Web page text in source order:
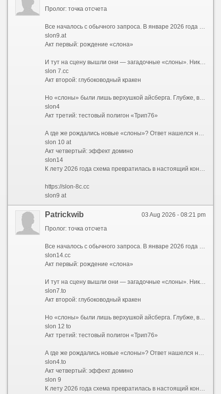
Пролог: точка отсчета
Все началось с обычного запроса. В январе 2026 года пользователи все чаще вбивали в поисковики заветное сочетание — kraken ссылка 2026. Кто-то искал обновленный адрес, кто-то проверял работоспособность старых закладок, а кто-то просто пытался понять, куда исчез привычный интерфейс. Но уже к февралю стало ясно: привычных адресов больше не существует. Вместо них сеть предложила лабиринт, в котором ориентироваться могли только самые подготовленные. Запросы эволюционировали — теперь звучали как kraken 2026 и kraken сайт 2026, но каждый раз выдача выдавала новые, незнакомые комбинации.
slon9.at
Акт первый: рождение «слона»
И тут на сцену вышли они — загадочные «слоны». Никто не знает, кто именно придумал эту схему, но она сработала идеально. Началось с малого: slon2 и slon2 to / slon2.to. Затем подключились slon2 at / slon2.at и slon2 cc / slon2.cc. Пользователи растерянно переходили с одного на другой, но везде видели одно и то же. Кто-то догадался проверить slon3 — и он работал. slon4 — тоже. Так, шаг за шагом, открывались slon5, slon6, slon7, slon8, slon9, slon10... Казалось, этому не будет конца. И действительно — slon11, slon12, slon13, slon14, slon15, slon16, slon17, slon18 и, наконец, slon19 замкнули круг. Каждый из них существовал в трех ипостасях: .to, .at и .cc. Причем можно было писать слитно — slon12.to, а можно с пробелом — slon 12 to — и это работало одинаково.
slon 7.cc
Акт второй: глубоководный кракен
Но «слоны» были лишь верхушкой айсберга. Глубже, в темных водах сети Tor, обитали настоящие гиганты — длинные .onion-адреса, которые невозможно запомнить, но можно распознать по префиксу. Первым в списке шел kraken2trfqodidvlh4aa337cpzfrhdlfldhve5nf7njhumwr7instad.onion — настоящий монстр из 56 символов. За ним тянулись его собратья: kraken3yvbvzmhytnrnuhsy772i6dfobofu652e27f5hx6y5cpj7rgyd.onion, kraken4qzqnoi7ogpzpzwrxk7mw53n5i56loydwiyonu4owxsh4g67yd.onion, kraken5af44k24fwzohe6fvqfgxfsee4lgydb3ayzkfhlzqhuwlo33ad.onion, kraken6gf6o4rxewycqwjgfchzgxyfeoj5xafqbfm4vgvyaig2vmxvyd.onion и kraken7jmgt7yhhe2c4iyilthnhcugfylcztsdhh7otrr6jgdw667pqd.onion. Специалисты окрестили их «шестеркой кракенов» — и каждый из них вел в одно и то же место, словно шесть дверей в одну комнату.
slon4
Акт третий: тестовый полигон «Трип76»
А где же рождались новые «слоны»? Ответ нашелся неожиданно — на коротких доменах trip76. Сначала появился trip76.co, затем его клон trip76.at. Кто-то писал их слитно, кто-то с пробелом — trip76 co и trip76 at — но суть оставалась той же: это были испытательные стенды. Именно здесь обкатывались новые интерфейсы, проверялись скрипты и тестировалась устойчивость к DDoS-атакам. Если «трип» выдерживал нагрузку, его конфигурацию переносили на свежего «слона» — например, с trip76.co на slon18.to и slon 18 at. Так рождалась бесконечная цепочка обновлений.
slon 10 at
Акт четвертый: эффект домино
slon14
К лету 2026 года схема превратилась в настоящий конвейер. Заблокировали slon2.to? Пожалуйста — вот slon2.at и slon2.cc. Закрыли все версии двойки? Переходим на slon3. И так по нарастающей: slon4, slon5, slon6, slon7, slon8, slon9, slon10, slon11, slon12, slon13, slon14, slon15, slon16, slon17, slon18, slon19. Каждый номер — это три домена: .to, .at и .cc. Каждый домен — это два варианта написания: слитный и с пробелом. Простая математика говорит: 18 номеров ? 3 зоны ? 2 варианта = 108 только «слонов», не считая шести .onion-адресов и тестовых «трипов». А ведь в любой момент мог появиться slon20, slon21 и так далее — ограничений не было.
https://slon-8c.cc
slon9 at
03 Aug 2026 - 08:21 pm
Patrickwib
Пролог: точка отсчета
Все началось с обычного запроса. В январе 2026 года пользователи все чаще вбивали в поисковики заветное сочетание — kraken ссылка 2026. Кто-то искал обновленный адрес, кто-то проверял работоспособность старых закладок, а кто-то просто пытался понять, куда исчез привычный интерфейс. Но уже к февралю стало ясно: привычных адресов больше не существует. Вместо них сеть предложила лабиринт, в котором ориентироваться могли только самые подготовленные. Запросы эволюционировали — теперь звучали как kraken 2026 и kraken сайт 2026, но каждый раз выдача выдавала новые, незнакомые комбинации.
slon14.cc
Акт первый: рождение «слона»
И тут на сцену вышли они — загадочные «слоны». Никто не знает, кто именно придумал эту схему, но она сработала идеально. Началось с малого: slon2 и slon2 to / slon2.to. Затем подключились slon2 at / slon2.at и slon2 cc / slon2.cc. Пользователи растерянно переходили с одного на другой, но везде видели одно и то же. Кто-то догадался проверить slon3 — и он работал. slon4 — тоже. Так, шаг за шагом, открывались slon5, slon6, slon7, slon8, slon9, slon10... Казалось, этому не будет конца. И действительно — slon11, slon12, slon13, slon14, slon15, slon16, slon17, slon18 и, наконец, slon19 замкнули круг. Каждый из них существовал в трех ипостасях: .to, .at и .cc. Причем можно было писать слитно — slon12.to, а можно с пробелом — slon 12 to — и это работало одинаково.
slon7.to
Акт второй: глубоководный кракен
Но «слоны» были лишь верхушкой айсберга. Глубже, в темных водах сети Tor, обитали настоящие гиганты — длинные .onion-адреса, которые невозможно запомнить, но можно распознать по префиксу. Первым в списке шел kraken2trfqodidvlh4aa337cpzfrhdlfldhve5nf7njhumwr7instad.onion — настоящий монстр из 56 символов. За ним тянулись его собратья: kraken3yvbvzmhytnrnuhsy772i6dfobofu652e27f5hx6y5cpj7rgyd.onion, kraken4qzqnoi7ogpzpzwrxk7mw53n5i56loydwiyonu4owxsh4g67yd.onion, kraken5af44k24fwzohe6fvqfgxfsee4lgydb3ayzkfhlzqhuwlo33ad.onion, kraken6gf6o4rxewycqwjgfchzgxyfeoj5xafqbfm4vgvyaig2vmxvyd.onion и kraken7jmgt7yhhe2c4iyilthnhcugfylcztsdhh7otrr6jgdw667pqd.onion. Специалисты окрестили их «шестеркой кракенов» — и каждый из них вел в одно и то же место, словно шесть дверей в одну комнату.
slon 12 to
Акт третий: тестовый полигон «Трип76»
А где же рождались новые «слоны»? Ответ нашелся неожиданно — на коротких доменах trip76. Сначала появился trip76.co, затем его клон trip76.at. Кто-то писал их слитно, кто-то с пробелом — trip76 co и trip76 at — но суть оставалась той же: это были испытательные стенды. Именно здесь обкатывались новые интерфейсы, проверялись скрипты и тестировалась устойчивость к DDoS-атакам. Если «трип» выдерживал нагрузку, его конфигурацию переносили на свежего «слона» — например, с trip76.co на slon18.to и slon 18 at. Так рождалась бесконечная цепочка обновлений.
slon4.to
Акт четвертый: эффект домино
slon 9
К лету 2026 года схема превратилась в настоящий конвейер. Заблокировали slon2.to? Пожалуйста — вот slon2.at и slon2.cc. Закрыли все версии двойки? Переходим на slon3. И так по нарастающей: slon4, slon5, slon6, slon7, slon8, slon9, slon10, slon11, slon12, slon13, slon14, slon15, slon16, slon17, slon18, slon19. Каждый номер — это три домена: .to, .at и .cc. Каждый домен — это два варианта написания: слитный и с пробелом. Простая математика говорит: 18 номеров ? 3 зоны ? 2 варианта = 108 только «слонов», не считая шести .onion-адресов и тестовых «трипов». А ведь в любой момент мог появиться slon20, slon21 и так далее — ограничений не было.